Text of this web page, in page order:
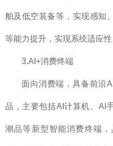
舶及低空装备等，实现感知
等能力提升，实现系统适应
3.AI+消费终端
面向消费端，具备前沿
品，主要包括AI计算机、AI
潮品等新型智能消费终端